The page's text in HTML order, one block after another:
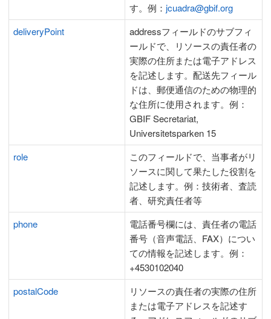
す。例： jcuadra@gbif.org
deliveryPoint
addressフィールドのサブフィ
ールドで、リソースの責任者の
実際の住所または電子アドレス
を記述します。配送先フィール
ドは、郵便通信のための物理的
な住所に使用されます。例：
GBIF Secretariat,
Universitetsparken 15
role
このフィールドで、当事者がリ
ソースに関して果たした役割を
記述します。例：技術者、査読
者、研究責任者等
phone
電話番号欄には、責任者の電話
番号（音声電話、FAX）につい
ての情報を記述します。例：
+4530102040
postalCode
リソースの責任者の実際の住所
または電子アドレスを記述す